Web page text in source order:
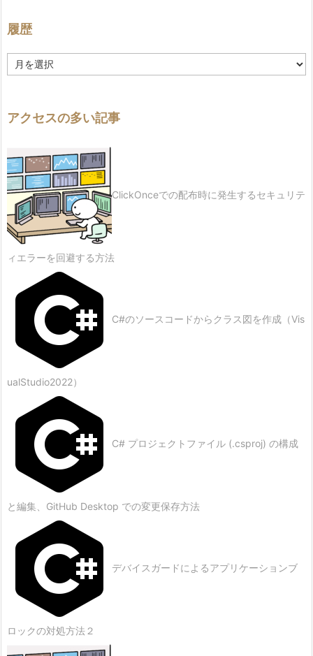
履歴
歴
アクセスの多い記事
ClickOnceでの配布時に発生するセキュリテ
ィエラーを回避する方法
C#のソースコードからクラス図を作成（Vis
ualStudio2022）
C# プロジェクトファイル (.csproj) の構成
と編集、GitHub Desktop での変更保存方法
デバイスガードによるアプリケーションブ
ロックの対処方法２